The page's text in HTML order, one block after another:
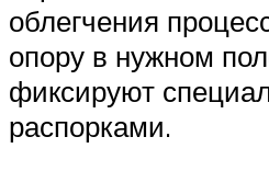
облегчения
опору в нужном
фиксируют
распорками.